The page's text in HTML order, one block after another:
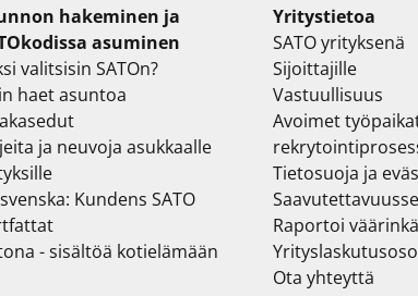
hakeminen ja
asuminen
valitsisin SATOn?
haet asuntoa
ja neuvoja asukkaalle
Kundens SATO
- sisältöä kotielämään
Yritystietoa
SATO yrityksenä
Sijoittajille
Vastuullisuus
Avoimet
Tietosuoja ja
Raportoi
Ota yhteyttä